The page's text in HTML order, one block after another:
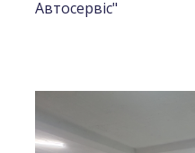
Автосервіс"